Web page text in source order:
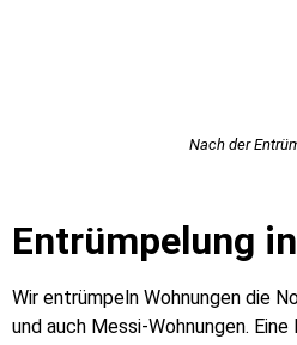
Nach der
Entrümpelung
Wir entrümpeln Wohnungen die
und auch Messi-Wohnungen.